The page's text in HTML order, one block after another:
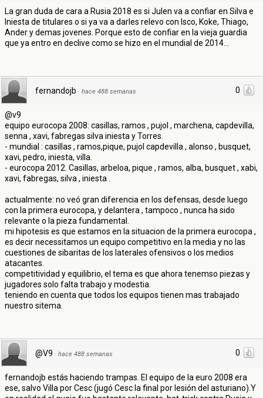
La gran duda de cara a Rusia 2018 es si Julen va a confiar en Silva e
Iniesta de titulares o si ya va a darles relevo con Isco, Koke, Thiago,
Ander y demas jovenes. Porque esto de confiar en la vieja guardia
que ya entro en declive como se hizo en el mundial de 2014...
0
fernandojb · hace 488 semanas
@v9
equipo eurocopa 2008: casillas, ramos , pujol , marchena, capdevilla,
senna , xavi, fabregas silva iniesta y Torres.
- mundial : casillas , ramos,pique, pujol capdevilla , alonso , busquet,
xavi, pedro, iniesta, villa.
- eurocopa 2012. Casillas, arbeloa, pique , ramos, alba, busquet , xabi,
xavi, fabregas, silva , iniesta .
actualmente: no veó gran diferencia en los defensas, desde luego
con la primera eurocopa, y delantera , tampoco , nunca ha sido
relevante o la pieza fundamental.
mi hipotesis es que estamos en la situacion de la primera eurocopa ,
es decir necessitamos un equipo competitivo en la media y no las
cuestiones de sibaritas de los laterales ofensivos o los medios
atacantes.
competitividad y equilibrio, el tema es que ahora tenemso piezas y
jugadores solo falta trabajo y modestia.
teniendo en cuenta que todos los equipos tienen mas trabajado
nuestro sitema.
0
@V9 · hace 488 semanas
fernandojb estás haciendo trampas. El equipo de la euro 2008 era
ese, salvo Villa por Cesc (jugó Cesc la final por lesión del asturiano).Y